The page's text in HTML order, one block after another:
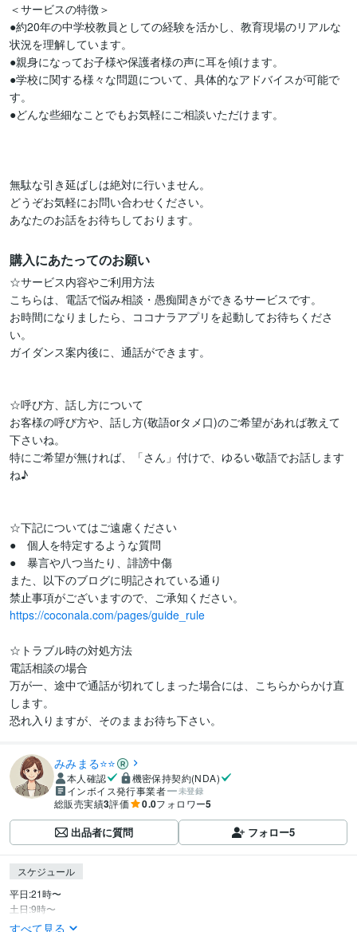
＜サービスの特徴＞
●約20年の中学校教員としての経験を活かし、教育現場のリアルな
状況を理解しています。
●親身になってお子様や保護者様の声に耳を傾けます。
●学校に関する様々な問題について、具体的なアドバイスが可能で
す。
●どんな些細なことでもお気軽にご相談いただけます。
無駄な引き延ばしは絶対に行いません。
どうぞお気軽にお問い合わせください。
あなたのお話をお待ちしております。
購入にあたってのお願い
☆サービス内容やご利用方法
こちらは、電話で悩み相談・愚痴聞きができるサービスです。
お時間になりましたら、ココナラアプリを起動してお待ちくださ
い。
ガイダンス案内後に、通話ができます。
☆呼び方、話し方について
お客様の呼び方や、話し方(敬語orタメ口)のご希望があれば教えて
下さいね。
特にご希望が無ければ、「さん」付けで、ゆるい敬語でお話します
ね♪
☆下記についてはご遠慮ください
●　個人を特定するような質問
●　暴言や八つ当たり、誹謗中傷
また、以下のブログに明記されている通り
https://coconala.com/pages/guide_rule
☆トラブル時の対処方法
電話相談の場合
万が一、途中で通話が切れてしまった場合には、こちらからかけ直
します。
みみまる⭐️⭐️
本人確認
機密保持契約(NDA)
インボイス発行事業者
未登録
総販売実績3評価 0.0フォロワー5
出品者に質問 フォロー5
スケジュール
平日:21時〜
土日:9時〜
すべて見る